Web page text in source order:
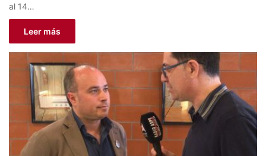
al 14…
Leer más